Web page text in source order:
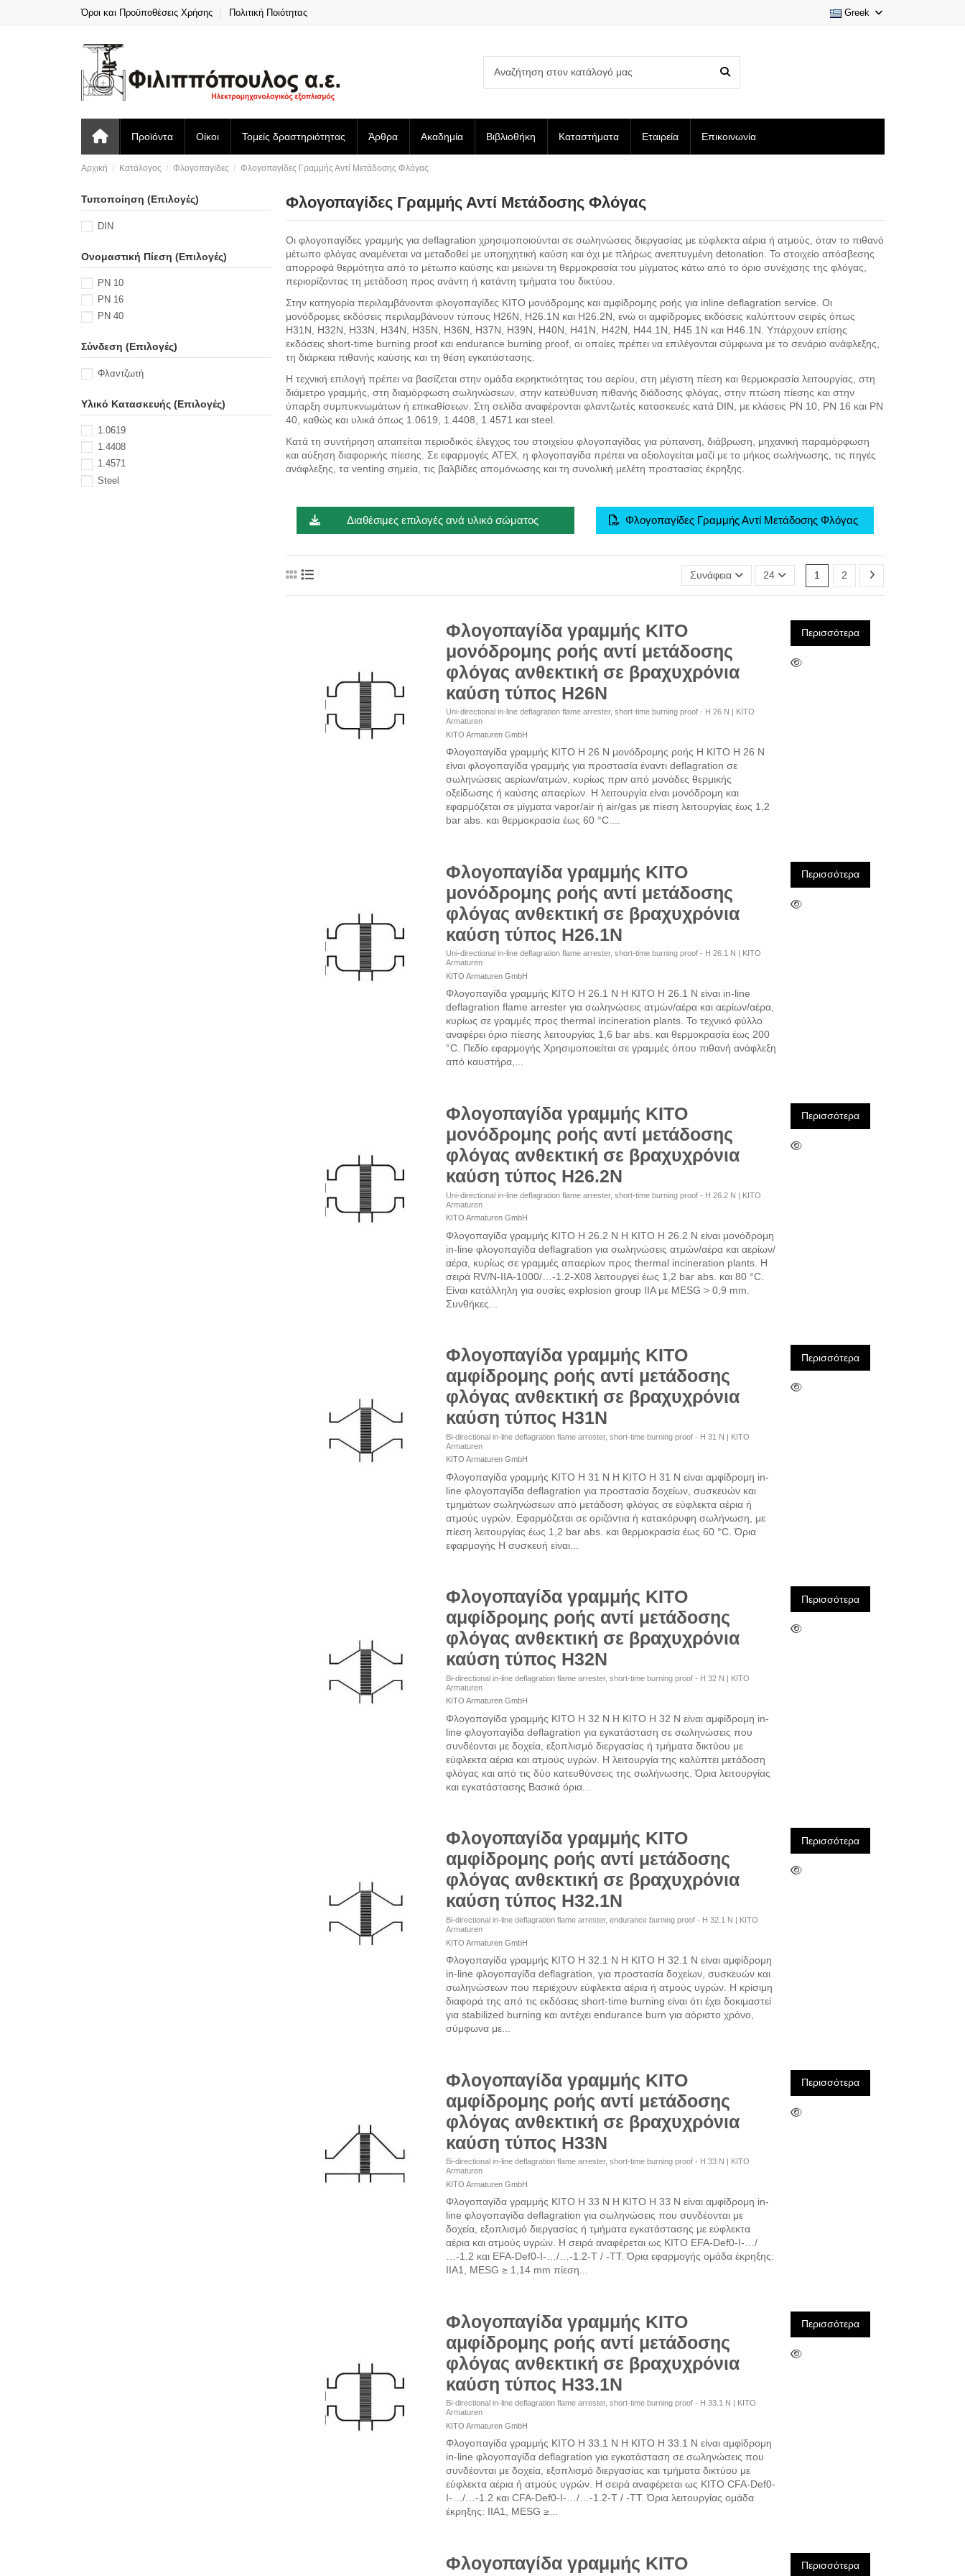
Όροι και Προϋποθέσεις Χρήσης Πολιτική Ποιότητας Greek
Προϊόντα Οίκοι Τομείς δραστηριότητας Άρθρα Ακαδημία Βιβλιοθήκη Καταστήματα Εταιρεία Επικοινωνία
Αρχική Κατάλογος Φλογοπαγίδες Φλογοπαγίδες Γραμμής Αντί Μετάδοσης Φλόγας
Φλογοπαγίδες Γραμμής Αντί Μετάδοσης Φλόγας
Οι φλογοπαγίδες γραμμής για deflagration χρησιμοποιούνται σε σωληνώσεις διεργασίας με εύφλεκτα αέρια ή ατμούς, όταν το πιθανό
μέτωπο φλόγας αναμένεται να μεταδοθεί με υποηχητική καύση και όχι με πλήρως ανεπτυγμένη detonation. Το στοιχείο απόσβεσης
απορροφά θερμότητα από το μέτωπο καύσης και μειώνει τη θερμοκρασία του μίγματος κάτω από το όριο συνέχισης της φλόγας,
περιορίζοντας τη μετάδοση προς ανάντη ή κατάντη τμήματα του δικτύου.
Στην κατηγορία περιλαμβάνονται φλογοπαγίδες KITO μονόδρομης και αμφίδρομης ροής για inline deflagration service. Οι
μονόδρομες εκδόσεις περιλαμβάνουν τύπους H26N, H26.1N και H26.2N, ενώ οι αμφίδρομες εκδόσεις καλύπτουν σειρές όπως
H31N, H32N, H33N, H34N, H35N, H36N, H37N, H39N, H40N, H41N, H42N, H44.1N, H45.1N και H46.1N. Υπάρχουν επίσης
εκδόσεις short-time burning proof και endurance burning proof, οι οποίες πρέπει να επιλέγονται σύμφωνα με το σενάριο ανάφλεξης,
τη διάρκεια πιθανής καύσης και τη θέση εγκατάστασης.
Η τεχνική επιλογή πρέπει να βασίζεται στην ομάδα εκρηκτικότητας του αερίου, στη μέγιστη πίεση και θερμοκρασία λειτουργίας, στη
διάμετρο γραμμής, στη διαμόρφωση σωληνώσεων, στην κατεύθυνση πιθανής διάδοσης φλόγας, στην πτώση πίεσης και στην
ύπαρξη συμπυκνωμάτων ή επικαθίσεων. Στη σελίδα αναφέρονται φλαντζωτές κατασκευές κατά DIN, με κλάσεις PN 10, PN 16 και PN
40, καθώς και υλικά όπως 1.0619, 1.4408, 1.4571 και steel.
Κατά τη συντήρηση απαιτείται περιοδικός έλεγχος του στοιχείου φλογοπαγίδας για ρύπανση, διάβρωση, μηχανική παραμόρφωση
και αύξηση διαφορικής πίεσης. Σε εφαρμογές ATEX, η φλογοπαγίδα πρέπει να αξιολογείται μαζί με το μήκος σωλήνωσης, τις πηγές
ανάφλεξης, τα venting σημεία, τις βαλβίδες απομόνωσης και τη συνολική μελέτη προστασίας έκρηξης.
Διαθέσιμες επιλογές ανά υλικό σώματος Φλογοπαγίδες Γραμμής Αντί Μετάδοσης Φλόγας
Συνάφεια 24 1 2
Φλογοπαγίδα γραμμής KITO
μονόδρομης ροής αντί μετάδοσης
φλόγας ανθεκτική σε βραχυχρόνια
καύση τύπος H26N
Uni-directional in-line deflagration flame arrester, short-time burning proof - H 26 N | KITO
Armaturen
KITO Armaturen GmbH
Φλογοπαγίδα γραμμής KITO H 26 N μονόδρομης ροής Η KITO H 26 N
είναι φλογοπαγίδα γραμμής για προστασία έναντι deflagration σε
σωληνώσεις αερίων/ατμών, κυρίως πριν από μονάδες θερμικής
οξείδωσης ή καύσης απαερίων. Η λειτουργία είναι μονόδρομη και
εφαρμόζεται σε μίγματα vapor/air ή air/gas με πίεση λειτουργίας έως 1,2
bar abs. και θερμοκρασία έως 60 °C....
Περισσότερα
Φλογοπαγίδα γραμμής KITO
μονόδρομης ροής αντί μετάδοσης
φλόγας ανθεκτική σε βραχυχρόνια
καύση τύπος H26.1N
Uni-directional in-line deflagration flame arrester, short-time burning proof - H 26.1 N | KITO
Armaturen
KITO Armaturen GmbH
Φλογοπαγίδα γραμμής KITO H 26.1 N Η KITO H 26.1 N είναι in-line
deflagration flame arrester για σωληνώσεις ατμών/αέρα και αερίων/αέρα,
κυρίως σε γραμμές προς thermal incineration plants. Το τεχνικό φύλλο
αναφέρει όριο πίεσης λειτουργίας 1,6 bar abs. και θερμοκρασία έως 200
°C. Πεδίο εφαρμογής Χρησιμοποιείται σε γραμμές όπου πιθανή ανάφλεξη
από καυστήρα,...
Περισσότερα
Φλογοπαγίδα γραμμής KITO
μονόδρομης ροής αντί μετάδοσης
φλόγας ανθεκτική σε βραχυχρόνια
καύση τύπος H26.2N
Uni-directional in-line deflagration flame arrester, short-time burning proof - H 26.2 N | KITO
Armaturen
KITO Armaturen GmbH
Φλογοπαγίδα γραμμής KITO H 26.2 N Η KITO H 26.2 N είναι μονόδρομη
in-line φλογοπαγίδα deflagration για σωληνώσεις ατμών/αέρα και αερίων/
αέρα, κυρίως σε γραμμές απαερίων προς thermal incineration plants. Η
σειρά RV/N-IIA-1000/…-1.2-X08 λειτουργεί έως 1,2 bar abs. και 80 °C.
Είναι κατάλληλη για ουσίες explosion group IIA με MESG > 0,9 mm.
Συνθήκες...
Περισσότερα
Φλογοπαγίδα γραμμής KITO
αμφίδρομης ροής αντί μετάδοσης
φλόγας ανθεκτική σε βραχυχρόνια
καύση τύπος H31N
Bi-directional in-line deflagration flame arrester, short-time burning proof - H 31 N | KITO
Armaturen
KITO Armaturen GmbH
Φλογοπαγίδα γραμμής KITO H 31 N Η KITO H 31 N είναι αμφίδρομη in-
line φλογοπαγίδα deflagration για προστασία δοχείων, συσκευών και
τμημάτων σωληνώσεων από μετάδοση φλόγας σε εύφλεκτα αέρια ή
ατμούς υγρών. Εφαρμόζεται σε οριζόντια ή κατακόρυφη σωλήνωση, με
πίεση λειτουργίας έως 1,2 bar abs. και θερμοκρασία έως 60 °C. Όρια
εφαρμογής Η συσκευή είναι...
Περισσότερα
Φλογοπαγίδα γραμμής KITO
αμφίδρομης ροής αντί μετάδοσης
φλόγας ανθεκτική σε βραχυχρόνια
καύση τύπος H32N
Bi-directional in-line deflagration flame arrester, short-time burning proof - H 32 N | KITO
Armaturen
KITO Armaturen GmbH
Φλογοπαγίδα γραμμής KITO H 32 N Η KITO H 32 N είναι αμφίδρομη in-
line φλογοπαγίδα deflagration για εγκατάσταση σε σωληνώσεις που
συνδέονται με δοχεία, εξοπλισμό διεργασίας ή τμήματα δικτύου με
εύφλεκτα αέρια και ατμούς υγρών. Η λειτουργία της καλύπτει μετάδοση
φλόγας και από τις δύο κατευθύνσεις της σωλήνωσης. Όρια λειτουργίας
και εγκατάστασης Βασικά όρια...
Περισσότερα
Φλογοπαγίδα γραμμής ΚΙΤΟ
αμφίδρομης ροής αντί μετάδοσης
φλόγας ανθεκτική σε βραχυχρόνια
καύση τύπος H32.1N
Bi-directional in-line deflagration flame arrester, endurance burning proof - H 32.1 N | KITO
Armaturen
KITO Armaturen GmbH
Φλογοπαγίδα γραμμής KITO H 32.1 N Η KITO H 32.1 N είναι αμφίδρομη
in-line φλογοπαγίδα deflagration, για προστασία δοχείων, συσκευών και
σωληνώσεων που περιέχουν εύφλεκτα αέρια ή ατμούς υγρών. Η κρίσιμη
διαφορά της από τις εκδόσεις short-time burning είναι ότι έχει δοκιμαστεί
για stabilized burning και αντέχει endurance burn για αόριστο χρόνο,
σύμφωνα με...
Περισσότερα
Φλογοπαγίδα γραμμής KITO
αμφίδρομης ροής αντί μετάδοσης
φλόγας ανθεκτική σε βραχυχρόνια
καύση τύπος H33N
Bi-directional in-line deflagration flame arrester, short-time burning proof - H 33 N | KITO
Armaturen
KITO Armaturen GmbH
Φλογοπαγίδα γραμμής KITO H 33 N Η KITO H 33 N είναι αμφίδρομη in-
line φλογοπαγίδα deflagration για σωληνώσεις που συνδέονται με
δοχεία, εξοπλισμό διεργασίας ή τμήματα εγκατάστασης με εύφλεκτα
αέρια και ατμούς υγρών. Η σειρά αναφέρεται ως KITO EFA-Def0-I-…/
…-1.2 και EFA-Def0-I-…/…-1.2-T / -TT. Όρια εφαρμογής ομάδα έκρηξης:
IIA1, MESG ≥ 1,14 mm πίεση...
Περισσότερα
Φλογοπαγίδα γραμμής KITO
αμφίδρομης ροής αντί μετάδοσης
φλόγας ανθεκτική σε βραχυχρόνια
καύση τύπος H33.1N
Bi-directional in-line deflagration flame arrester, short-time burning proof - H 33.1 N | KITO
Armaturen
KITO Armaturen GmbH
Φλογοπαγίδα γραμμής KITO H 33.1 N Η KITO H 33.1 N είναι αμφίδρομη
in-line φλογοπαγίδα deflagration για εγκατάσταση σε σωληνώσεις που
συνδέονται με δοχεία, εξοπλισμό διεργασίας και τμήματα δικτύου με
εύφλεκτα αέρια ή ατμούς υγρών. Η σειρά αναφέρεται ως KITO CFA-Def0-
I-…/…-1.2 και CFA-Def0-I-…/…-1.2-T / -TT. Όρια λειτουργίας ομάδα
έκρηξης: IIA1, MESG ≥...
Περισσότερα
Φλογοπαγίδα γραμμής KITO
Περισσότερα
Τυποποίηση (Επιλογές)
DIN
Ονομαστική Πίεση (Επιλογές)
PN 10
PN 16
PN 40
Σύνδεση (Επιλογές)
Φλαντζωτή
Υλικό Κατασκευής (Επιλογές)
1.0619
1.4408
1.4571
Steel